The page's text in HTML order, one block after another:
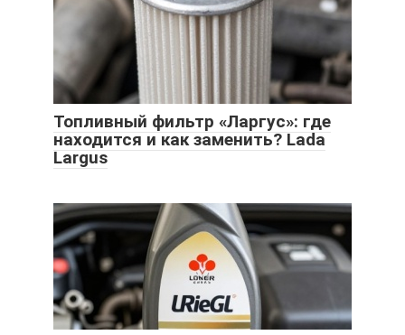
Топливный фильтр «Ларгус»: где
находится и как заменить? Lada
Largus